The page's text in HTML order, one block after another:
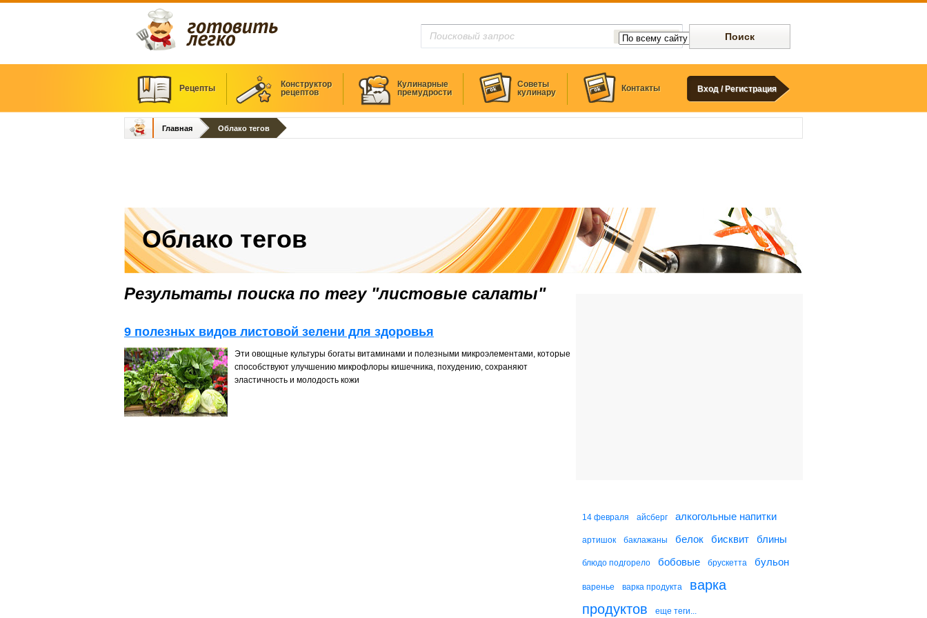
Рецепты
Конструктор
рецептов
Кулинарные
премудрости
Советы
кулинару
Контакты Вход / Регистрация
Главная Облако тегов
Облако тегов
Результаты поиска по тегу "листовые салаты"
9 полезных видов листовой зелени для здоровья
Эти овощные культуры богаты витаминами и полезными микроэлементами, которые
способствуют улучшению микрофлоры кишечника, похудению, сохраняют
эластичность и молодость кожи
14 февраля айсберг алкогольные напитки
артишок баклажаны белок бисквит блины
блюдо подгорело бобовые брускетта бульон
варенье варка продукта
варка
продуктов
еще теги...